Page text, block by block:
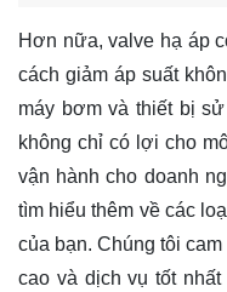
Hơn nữa, valve hạ áp
cách giảm áp suất
máy bơm và thiết bị
không chỉ có lợi cho
vận hành cho doanh
tìm hiểu thêm về các
của bạn. Chúng tôi
cao và dịch vụ tốt